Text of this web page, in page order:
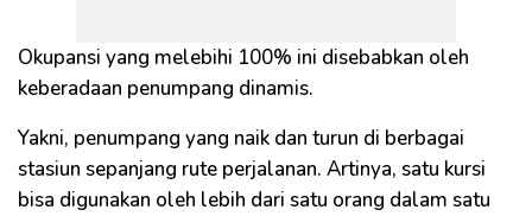
Okupansi yang melebihi 100% ini disebabkan oleh
keberadaan penumpang dinamis.
Yakni, penumpang yang naik dan turun di berbagai
stasiun sepanjang rute perjalanan. Artinya, satu kursi
bisa digunakan oleh lebih dari satu orang dalam satu